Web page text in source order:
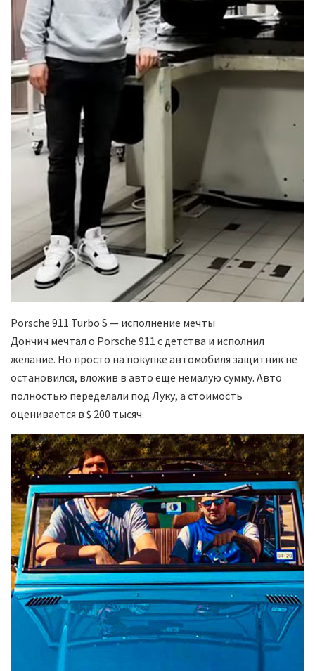
Porsche 911 Turbo S — исполнение мечты
Дончич мечтал о Porsche 911 с детства и исполнил
желание. Но просто на покупке автомобиля защитник не
остановился, вложив в авто ещё немалую сумму. Авто
полностью переделали под Луку, а стоимость
оценивается в $ 200 тысяч.